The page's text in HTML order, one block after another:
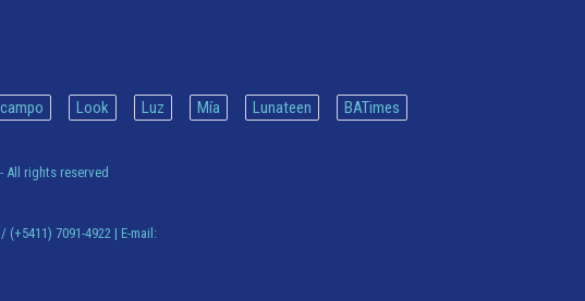
Look Luz Mía Lunateen BATimes
All rights reserved
/ (+5411) 7091-4922| E-mail: